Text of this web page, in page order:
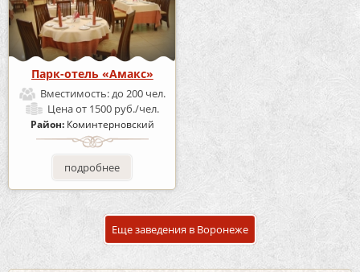
Парк-отель «Амакс»
Вместимость:до 200 чел.
Ценаот 1500 руб./чел.
Район: Коминтерновский
подробнее
Еще заведения в Воронеже